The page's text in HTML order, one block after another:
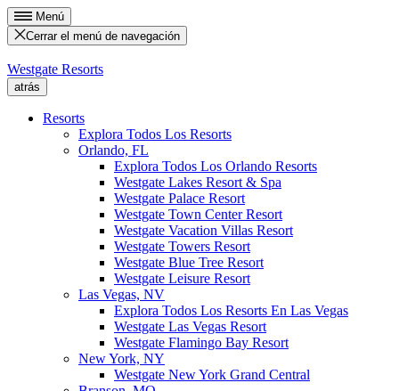
Menú
Cerrar el menú de navegación
Westgate Resorts
atrás
Resorts
Explora Todos Los Resorts
Orlando, FL
Explora Todos Los Orlando Resorts
Westgate Lakes Resort & Spa
Westgate Palace Resort
Westgate Town Center Resort
Westgate Vacation Villas Resort
Westgate Towers Resort
Westgate Blue Tree Resort
Westgate Leisure Resort
Las Vegas, NV
Explora Todos Los Resorts En Las Vegas
Westgate Las Vegas Resort
Westgate Flamingo Bay Resort
New York, NY
Westgate New York Grand Central